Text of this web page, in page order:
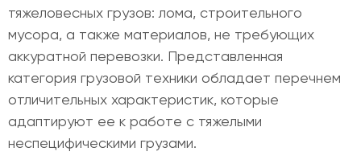
тяжеловесных грузов: лома, строительного
мусора, а также материалов, не требующих
аккуратной перевозки. Представленная
категория грузовой техники обладает перечнем
отличительных характеристик, которые
адаптируют ее к работе с тяжелыми
неспецифическими грузами.